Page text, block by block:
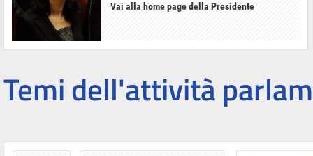
Vai alla home page della Presidente
Temi dell'attività